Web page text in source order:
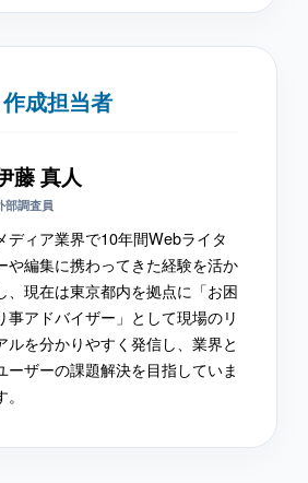
成担当者
藤 真人
部調査員
ディア業界で10年間Webライタ
や編集に携わってきた経験を活か
、現在は東京都内を拠点に「お困
事アドバイザー」として現場のリ
ルを分かりやすく発信し、業界と
ーザーの課題解決を目指していま